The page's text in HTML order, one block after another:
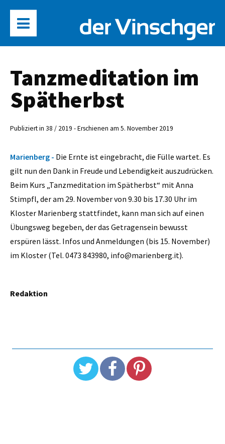
Tanzmeditation im
Spätherbst
Publiziert in 38 / 2019 - Erschienen am 5. November 2019
Marienberg - Die Ernte ist eingebracht, die Fülle wartet. Es
gilt nun den Dank in Freude und Lebendigkeit auszudrücken.
Beim Kurs „Tanzmeditation im Spätherbst“ mit Anna
Stimpfl, der am 29. November von 9.30 bis 17.30 Uhr im
Kloster Marienberg stattfindet, kann man sich auf einen
Übungsweg begeben, der das Getragensein bewusst
erspüren lässt. Infos und Anmeldungen (bis 15. November)
im Kloster (Tel. 0473 843980, info@marienberg.it).
Redaktion